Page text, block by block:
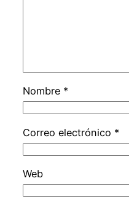
Nombre *
Correo electrónico *
Web